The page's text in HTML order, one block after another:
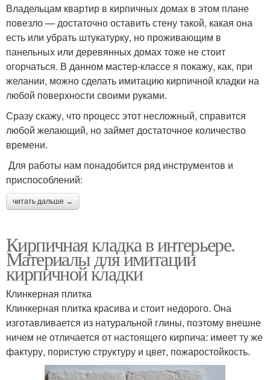
Владельцам квартир в кирпичных домах в этом плане
повезло — достаточно оставить стену такой, какая она
есть или убрать штукатурку, но проживающим в
панельных или деревянных домах тоже не стоит
огорчаться. В данном мастер-классе я покажу, как, при
желании, можно сделать имитацию кирпичной кладки на
любой поверхности своими руками.
Сразу скажу, что процесс этот несложный, справится
любой желающий, но займет достаточное количество
времени.
Для работы нам понадобится ряд инструментов и
приспособлений:
читать дальше →
Кирпичная кладка в интерьере.
Материалы для имитации
кирпичной кладки
Клинкерная плитка
Клинкерная плитка красива и стоит недорого. Она
изготавливается из натуральной глины, поэтому внешне
ничем не отличается от настоящего кирпича: имеет ту же
фактуру, пористую структуру и цвет, пожаростойкость.